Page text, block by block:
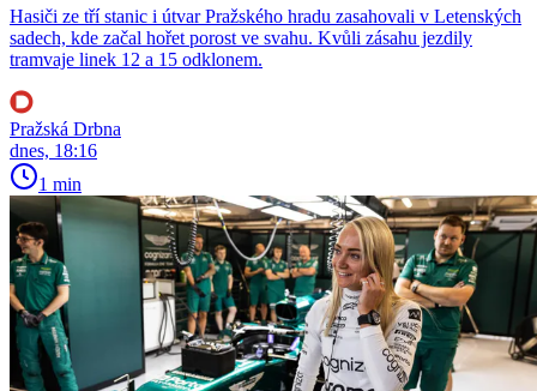
Hasiči ze tří stanic i útvar Pražského hradu zasahovali v Letenských
sadech, kde začal hořet porost ve svahu. Kvůli zásahu jezdily
tramvaje linek 12 a 15 odklonem.
Pražská Drbna
dnes, 18:16
1 min